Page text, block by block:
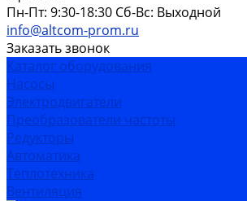
Пн-Пт: 9:30-18:30 Cб-Вс: Выходной
info@altcom-prom.ru
Заказать звонок
Каталог оборудования
Насосы
Электродвигатели
Преобразователи частоты
Редукторы
Автоматика
Теплотехника
Вентиляция